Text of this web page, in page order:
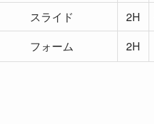
スライド
2H
フォーム
2H